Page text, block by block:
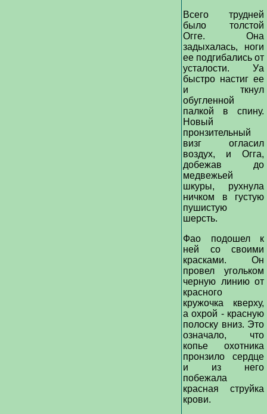
Всего трудней
было толстой
Огге. Она
задыхалась, ноги
ее подгибались от
усталости. Уа
быстро настиг ее
и ткнул
обугленной
палкой в спину.
Новый
пронзительный
визг огласил
воздух, и Огга,
добежав до
медвежьей
шкуры, рухнула
ничком в густую
пушистую
шерсть.
Фао подошел к
ней со своими
красками. Он
провел угольком
черную линию от
красного
кружочка кверху,
а охрой - красную
полоску вниз. Это
означало, что
копье охотника
пронзило сердце
и из него
побежала
красная струйка
крови.